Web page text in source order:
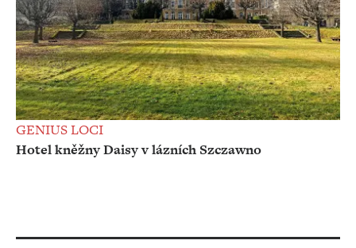
GENIUS LOCI
Hotel kněžny Daisy v lázních Szczawno